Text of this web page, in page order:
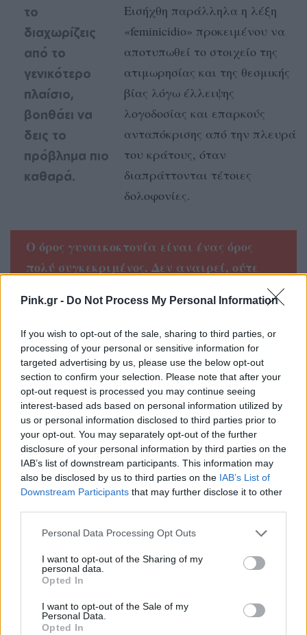
Pink.gr - Do Not Process My Personal Information
If you wish to opt-out of the sale, sharing to third parties, or
processing of your personal or sensitive information for
targeted advertising by us, please use the below opt-out
section to confirm your selection. Please note that after your
opt-out request is processed you may continue seeing
interest-based ads based on personal information utilized by
us or personal information disclosed to third parties prior to
your opt-out. You may separately opt-out of the further
disclosure of your personal information by third parties on the
IAB’s list of downstream participants. This information may
also be disclosed by us to third parties on the IAB’s List of
Downstream Participants that may further disclose it to other
Personal Data Processing Opt Outs
I want to opt-out of the Sharing of my
personal data.
Opted In
I want to opt-out of the Sale of my
Personal Data.
Opted In
το
διαχωρίζεις
από το
γενικότερο
πλαίσιο,
βοηθάει να
δεις το
πρόβλημα πιο
καθαρά.
Εισήχθη παράλληλα η λέξη
«feminicidio» προκειμένου να
αποτυπωθεί το στοιχείο της
ατιμωρησίας και της θεσμικής
βίας λόγω έλλειψης
λογοδοσίας και επαρκούς
ανταπόκρισης από την πλευρά
του κράτους, όταν
διαπράττονται τέτοιες
δολοφονίες.
Ο όρος γυναικοκτονία είναι ένας όρος
πολύ συγκεκριμένος. Δεν αναιρεί, ούτε
αντιτίθεται στον όρο ανθρωποκτονία. Στο
βαθμό, λοιπόν, που προσλαμβάνεται ως
νεολογισμός, δεν πρέπει να ξεχνάμε ότι οι
νεολογισμοί δεν γεννιούνται από
σύμπτωση. Προκύπτουν ως επιτακτική
ανάγκη, βρίσκονται σε άρρηκτη σύνδεση
με τον κοινωνικό παλμό, τον οποίο
αφουγκράζονται, ορθώνονται για να
δώσουν σχήμα, όνομα και ουσία σε κάτι
που αποκτά αρτιότερη δομή και
χαρακτηριστικά, ανασυνθέτοντας εν
πολλοίς τις προϋπάρχουσες έννοιες
(Φωτεινή Κούβελα, Γενική Γραμματέα
Ισότητας των Φύλων στο Diotima.org.gr)
Τα επικοινωνιακά αγκάθια της γυναικοκτονiας
είναι αυτά: